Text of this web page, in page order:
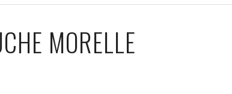
MORELLE